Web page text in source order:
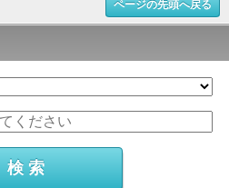
ページの先頭へ戻る